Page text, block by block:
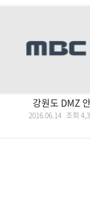
강원도 DMZ
2016.06.14 조회